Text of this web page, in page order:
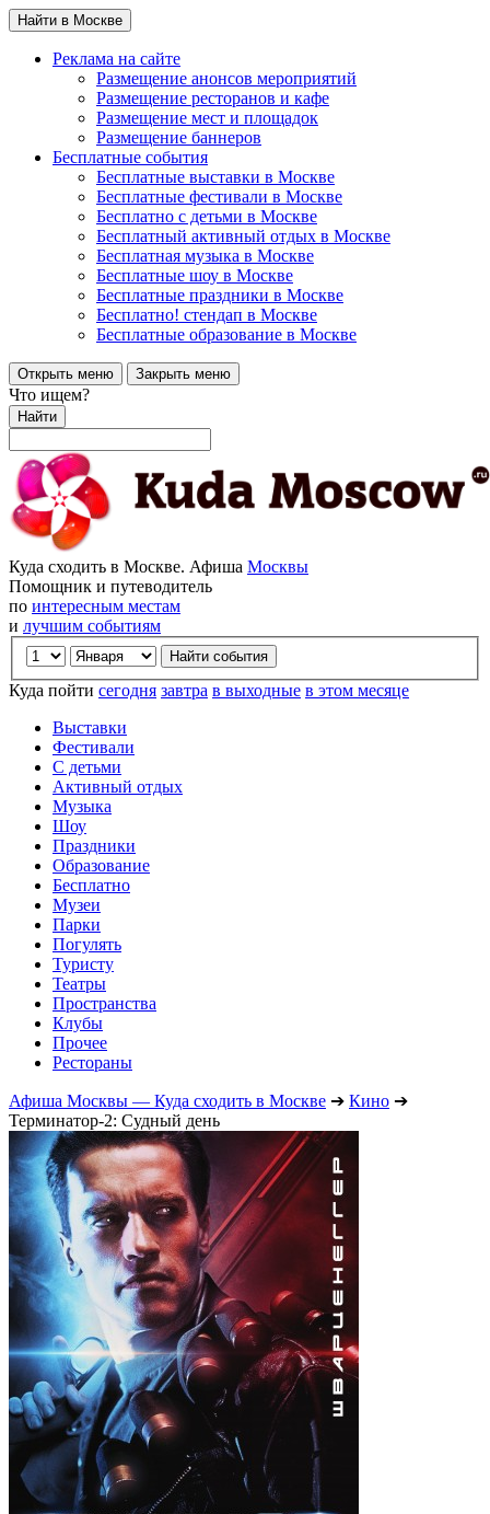
Найти в Москве
Реклама на сайте
Размещение анонсов мероприятий
Размещение ресторанов и кафе
Размещение мест и площадок
Размещение баннеров
Бесплатные события
Бесплатные выставки в Москве
Бесплатные фестивали в Москве
Бесплатно с детьми в Москве
Бесплатный активный отдых в Москве
Бесплатная музыка в Москве
Бесплатные шоу в Москве
Бесплатные праздники в Москве
Бесплатно! стендап в Москве
Бесплатные образование в Москве
Открыть меню Закрыть меню
Что ищем?
Найти
Куда сходить в Москве. Афиша Москвы
Помощник и путеводитель
по интересным местам
и лучшим событиям
Куда пойти сегодня завтра в выходные в этом месяце
Выставки
Фестивали
С детьми
Активный отдых
Музыка
Шоу
Праздники
Образование
Бесплатно
Музеи
Парки
Погулять
Туристу
Театры
Пространства
Клубы
Прочее
Рестораны
Афиша Москвы — Куда сходить в Москве ➔ Кино ➔
Терминатор-2: Судный день